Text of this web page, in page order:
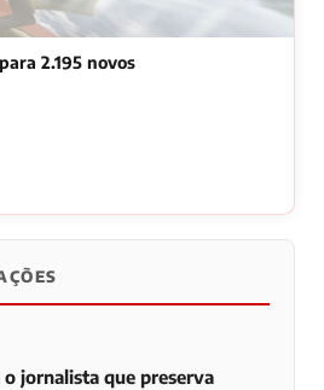
2.195 novos
jornalista que preserva